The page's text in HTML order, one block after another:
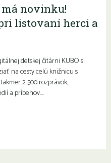
novinku!
listovaní herci a
detskej čitárni KUBO si
na cesty celú knižnicu s
2 500 rozprávok,
a príbehov….